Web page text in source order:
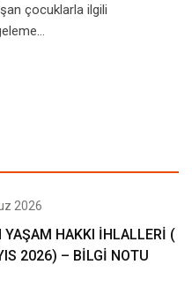
çocuklarla ilgili
2026
YAŞAM HAKKI İHLALLERİ (
2026) – BİLGİ NOTU